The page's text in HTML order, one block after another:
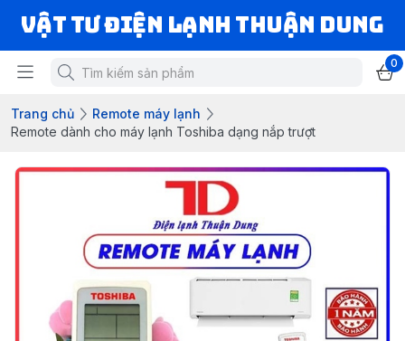
VẬT TƯ ĐIỆN LẠNH THUẬN DUNG
0
Trang chủ
Remote máy lạnh
Remote dành cho máy lạnh Toshiba dạng nắp trượt